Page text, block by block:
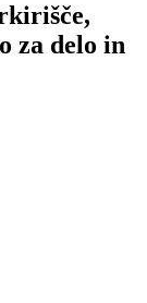
za delo in